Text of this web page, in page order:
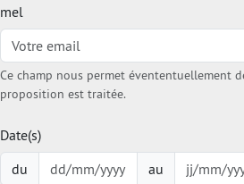
mel
Ce champ nous permet évententuellement
proposition est traitée.
Date(s)
du
au